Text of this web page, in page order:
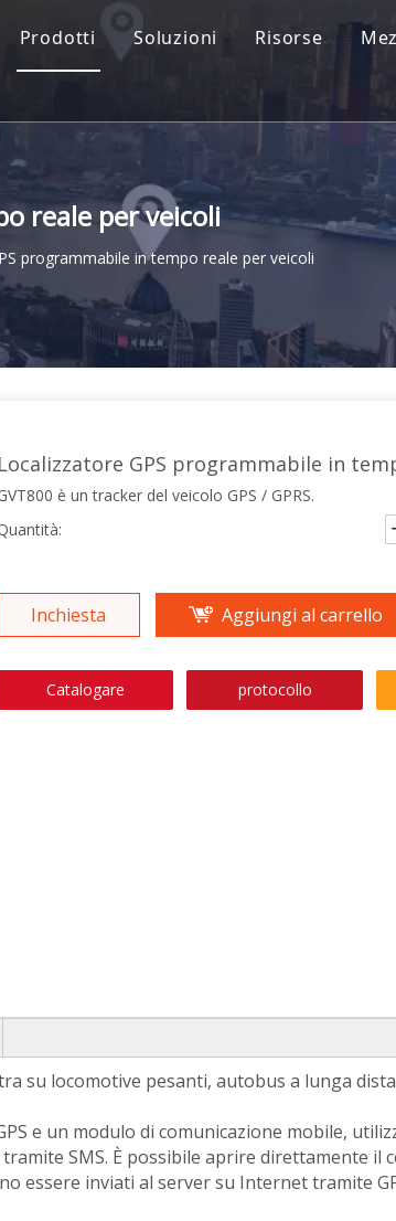
Prodotti Soluzioni Risorse
reale per veicoli
programmabile in tempo reale per veicoli
Localizzatore GPS programmabile in
è un tracker del veicolo GPS / GPRS.
Inchiesta Aggiungi al carrello
Catalogare protocollo
su locomotive pesanti, autobus a lunga
e un modulo di comunicazione mobile,
SMS. È possibile aprire direttamente il
essere inviati al server su Internet tramite